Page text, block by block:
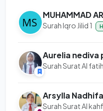
MUHAMMAD
Surah Iqro Jilid 1
Aurelia nediva
Surah Surat Al
Arsylla
Surah Surat Al